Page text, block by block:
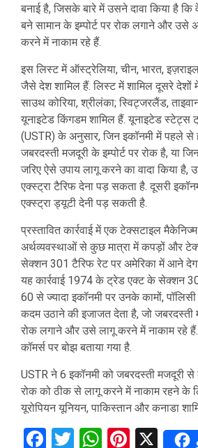
बनाई है, जिसके बारे में उसने दावा किया है
बने सामान के इम्पोर्ट पर रोक लगाने और उसे
करने में नाकाम रहे हैं.
इस लिस्ट में ऑस्ट्रेलिया, चीन, भारत,
जैसे देश शामिल हैं. लिस्ट में शामिल दूसरे देशों
साउथ कोरिया, श्रीलंका; स्विट्जरलैंड,
यूनाइटेड किंगडम शामिल हैं. यूनाइटेड स्टेट्स
(USTR) के अनुसार, जिन इकॉनमी में पहले से
जबरदस्ती मजदूरी के इम्पोर्ट पर रोक है, या
जरिए ऐसे उपाय लागू करने का वादा किया है,
एक्स्ट्रा टैरिफ देना पड़ सकता है. दूसरी
एक्स्ट्रा ड्यूटी देनी पड़ सकती है.
प्रस्तावित कार्रवाई में एक टेक्सटाइल
अर्थव्यवस्थाओं से कुछ मात्रा में कपड़ों और
सेक्शन 301 टैरिफ रेट पर अमेरिका में आने
यह कार्रवाई 1974 के ट्रेड एक्ट के सेक्शन
60 से ज्यादा इकॉनमी पर उनके कामों,
कदम उठाने की इजाजत देता है, जो जबरदस्ती
रोक लगाने और उसे लागू करने में नाकाम रहे
कॉमर्स पर बोझ बताया गया है.
USTR ने 6 इकॉनमी को जबरदस्ती मजदूरी से
रोक को ठीक से लागू करने में नाकाम रहने के
यूरोपियन यूनियन, पाकिस्तान और कनाडा
Facebook
Twitter X